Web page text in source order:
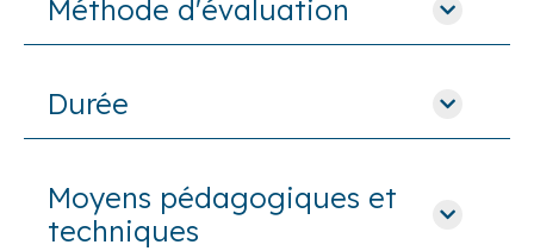
Méthode d'évaluation
Durée
Moyens pédagogiques et
techniques